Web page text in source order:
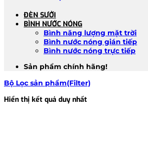
ĐÈN SƯỞI
BÌNH NƯỚC NÓNG
Bình năng lượng mặt trời
Bình nước nóng gián tiếp
Bình nước nóng trực tiếp
Sản phẩm chính hãng!
Bộ Lọc sản phẩm(Filter)
Hiển thị kết quả duy nhất